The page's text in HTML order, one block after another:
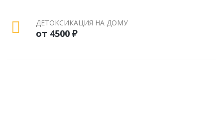
ДЕТОКСИКАЦИЯ НА ДОМУ
от 4500 ₽